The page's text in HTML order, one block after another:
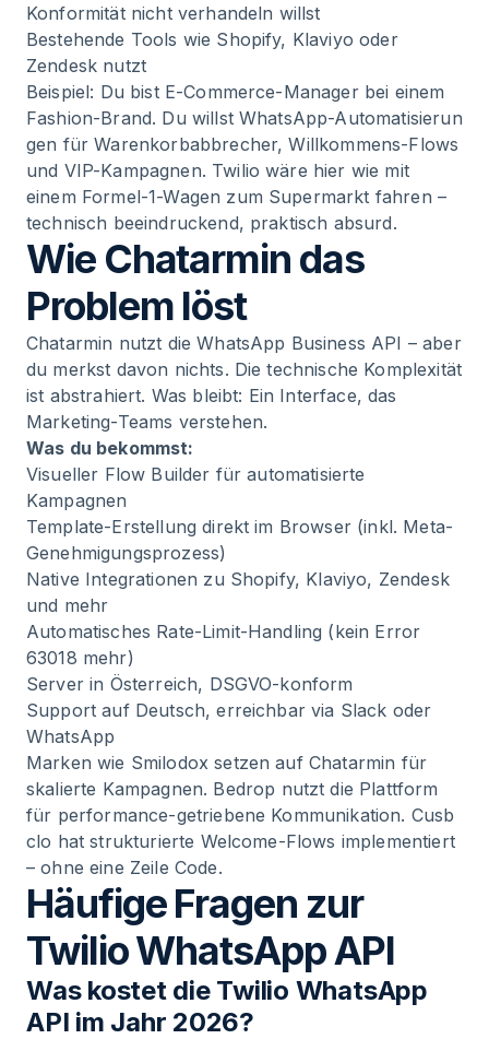
Konformität nicht verhandeln willst
Bestehende Tools wie Shopify, Klaviyo oder
Zendesk nutzt
Beispiel: Du bist E-Commerce-Manager bei einem
Fashion-Brand. Du willstWhatsApp-Automatisierun
gen für Warenkorbabbrecher, Willkommens-Flows
und VIP-Kampagnen. Twilio wäre hier wie mit
einem Formel-1-Wagen zum Supermarkt fahren –
technisch beeindruckend, praktisch absurd.
Wie Chatarmin das
Problem löst
Chatarmin nutzt die WhatsApp Business API – aber
du merkst davon nichts. Die technische Komplexität
ist abstrahiert. Was bleibt: Ein Interface, das
Marketing-Teams verstehen.
Was du bekommst:
Visueller Flow Builder für automatisierte
Kampagnen
Template-Erstellung direkt im Browser (inkl. Meta-
Genehmigungsprozess)
Native Integrationen zu Shopify, Klaviyo, Zendesk
und mehr
Automatisches Rate-Limit-Handling (kein Error
63018 mehr)
Server in Österreich, DSGVO-konform
Support auf Deutsch, erreichbar via Slack oder
WhatsApp
Marken wie Smilodox setzen auf Chatarmin für
skalierte Kampagnen. Bedrop nutzt die Plattform
für performance-getriebene Kommunikation. Cusb
clo hat strukturierte Welcome-Flows implementiert
– ohne eine Zeile Code.
Häufige Fragen zur
Twilio WhatsApp API
Was kostet die Twilio WhatsApp
API im Jahr 2026?